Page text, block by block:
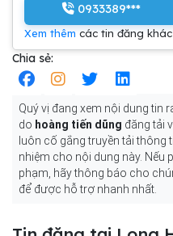
0933389***
Xem thêm các tin đăng
Chia sẻ:
Quý vị đang xem nội dung tin
do hoàng tiến dũng đăng tải
luôn cố gắng truyền tải
nhiệm cho nội dung này. Nếu
phạm, hãy thông báo cho
để được hỗ trợ nhanh nhất.